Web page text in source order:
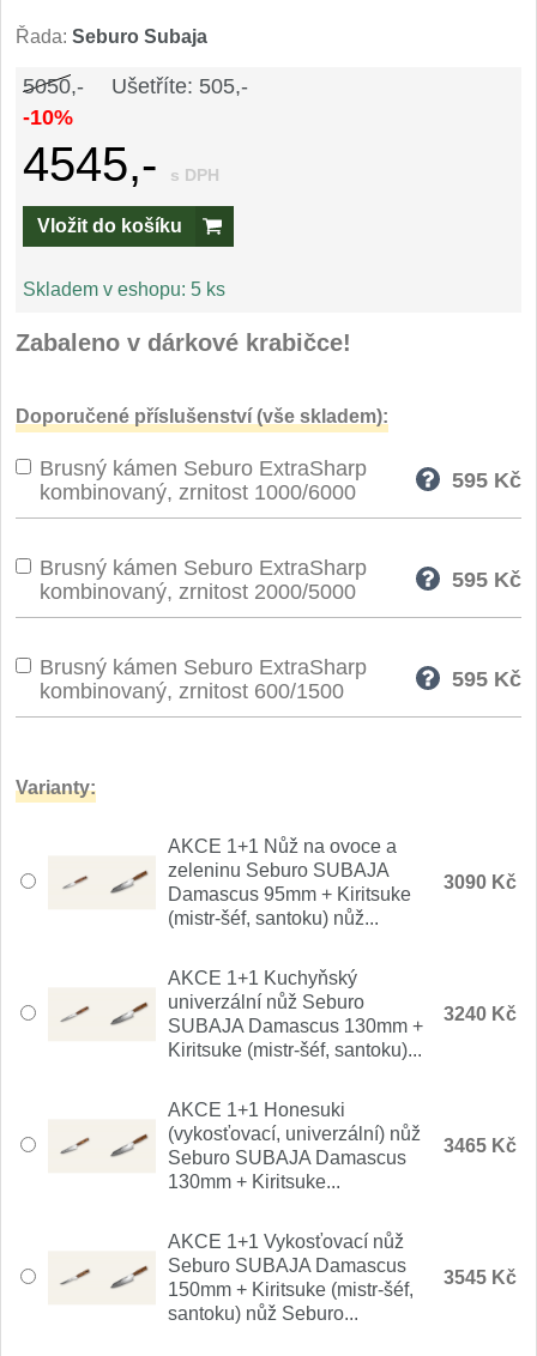
Speciální nože
Vrhací nože 12
Záchranářské
Ostření nožů
Sady nožů SEBURO
Nože Seburo SARADA 93
Nože Seburo SUBAJA
Nože Seburo HOKORI 37
Nože Seburo WEST
Nože Tojiro Shippu 2
Nože Tojiro Zen 1
Nože Samura Bamboo 1
Brousky na nože 9
Řada: Seburo Subaja
5050,- Ušetříte: 505,-
-10%
4545,- s DPH
Vložit do košíku
Skladem v eshopu: 5 ks
Zabaleno v dárkové krabičce!
Doporučené příslušenství (vše skladem):
Brusný kámen Seburo ExtraSharp
kombinovaný, zrnitost 1000/6000
595 Kč
Brusný kámen Seburo ExtraSharp
kombinovaný, zrnitost 2000/5000
595 Kč
Brusný kámen Seburo ExtraSharp
kombinovaný, zrnitost 600/1500
595 Kč
Varianty:
AKCE 1+1 Nůž na ovoce a
zeleninu Seburo SUBAJA
Damascus 95mm + Kiritsuke
(mistr-šéf, santoku) nůž...
3090 Kč
AKCE 1+1 Kuchyňský
univerzální nůž Seburo
SUBAJA Damascus 130mm +
Kiritsuke (mistr-šéf, santoku)...
3240 Kč
AKCE 1+1 Honesuki
(vykosťovací, univerzální) nůž
Seburo SUBAJA Damascus
130mm + Kiritsuke...
3465 Kč
AKCE 1+1 Vykosťovací nůž
Seburo SUBAJA Damascus
150mm + Kiritsuke (mistr-šéf,
santoku) nůž Seburo...
3545 Kč